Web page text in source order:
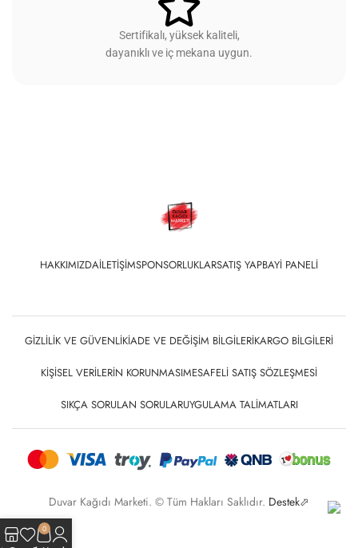
Sertifikalı, yüksek kaliteli,
dayanıklı ve iç mekana uygun.
HAKKIMIZDAİLETIŞIMSPONSORLUKLARSATIŞ YAPBAYI PANELI
GIZLILIK VE GÜVENLIKİADE VE DEĞIŞIM BILGILERIKARGO BILGILERI
KIŞISEL VERILERIN KORUNMASIMESAFELI SATIŞ SÖZLEŞMESI
SIKÇA SORULAN SORULARUYGULAMA TALIMATLARI
Duvar Kağıdı Marketi. © Tüm Hakları Saklıdır. Destek⬀
0